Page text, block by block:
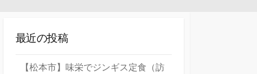
最近の投稿
【松本市】味栄でジンギス定食（訪